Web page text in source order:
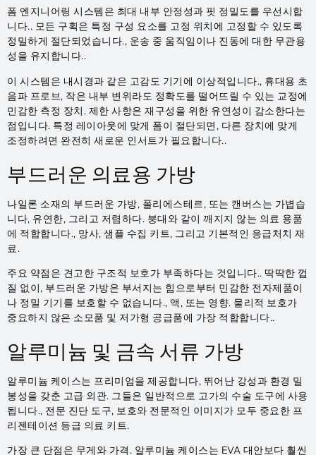
폼 엔지니어링 시스템은 최대 내부 안정성과 핏 정밀도를 우선시합
니다.. 모든 구획은 특정 구성 요소를 고정 위치에 고정할 수 있도록
정밀하게 절단되었습니다., 운송 중 움직임이나 진동에 대한 무관용
성을 유지합니다..
이 시스템은 내시경과 같은 고감도 기기에 이상적입니다., 휴대용 초
음파 프로브, 작은 내부 변위라도 정확도를 떨어뜨릴 수 있는 교정에
민감한 측정 장치. 제한 사항은 재구성을 위한 유연성이 감소한다는
점입니다. 특정 레이아웃에 맞게 폼이 절단되면, 다른 장치에 맞게
조정하려면 완전히 새로운 인서트가 필요합니다..
부드러운 의료용 가방
나일론 소재의 부드러운 가방, 폴리에스테르, 또는 캔버스는 가볍습
니다, 유연한, 그리고 저렴하다. 붕대와 같이 깨지지 않는 의료 용품
에 적합합니다., 망사, 샘플 수집 키트, 그리고 기본적인 응급처치 재
료.
주요 약점은 견고한 구조적 보호가 부족하다는 것입니다.. 딱딱한 껍
질 없이, 부드러운 가방은 부서지는 힘으로부터 민감한 전자제품이
나 정밀 기기를 보호할 수 없습니다., 액, 또는 영향. 물리적 보호가
중요하지 않은 소모품 및 저가형 공급품에 가장 적합합니다..
알루미늄 및 금속 서류 가방
알루미늄 케이스는 프리미엄을 제공합니다, 뛰어난 강성과 환경 밀
봉성을 갖춘 고급 외관. 그들은 일반적으로 고가의 수술 도구에 사용
됩니다., 전문 진단 도구, 보호와 전문적인 이미지가 모두 중요한 프
리젠테이션 등급 의료 키트.
가장 큰 단점은 무게와 가격. 알루미늄 케이스는 EVA 대안보다 훨씬